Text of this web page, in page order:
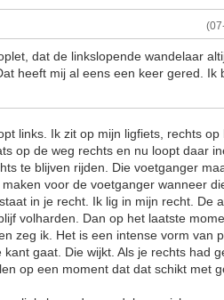
dat de linkslopende wandelaar
heeft mij al eens een keer gered. Ik
links. Ik zit op mijn ligfiets, rechts
op de weg rechts en nu loopt daar
te blijven rijden. Die voetganger
voor de voetganger wanneer
in je recht. Ik lig in mijn recht. De
volharden. Dan op het laatste
zeg ik. Het is een intense vorm van
gaat. Die wijkt. Als je rechts had
op een moment dat dat schikt met